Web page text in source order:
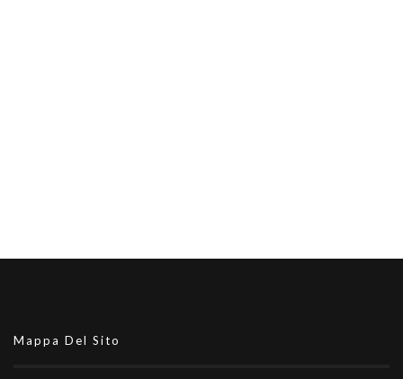
Mappa Del Sito